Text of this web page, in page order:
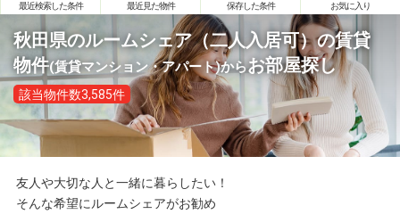
最近検索した条件 最近見た物件 保存した条件 お気に入り
秋田県のルームシェア（二人入居可）の賃貸
物件(賃貸マンション・アパート)からお部屋探し
該当物件数3,585件
友人や大切な人と一緒に暮らしたい！
そんな希望にルームシェアがお勧め